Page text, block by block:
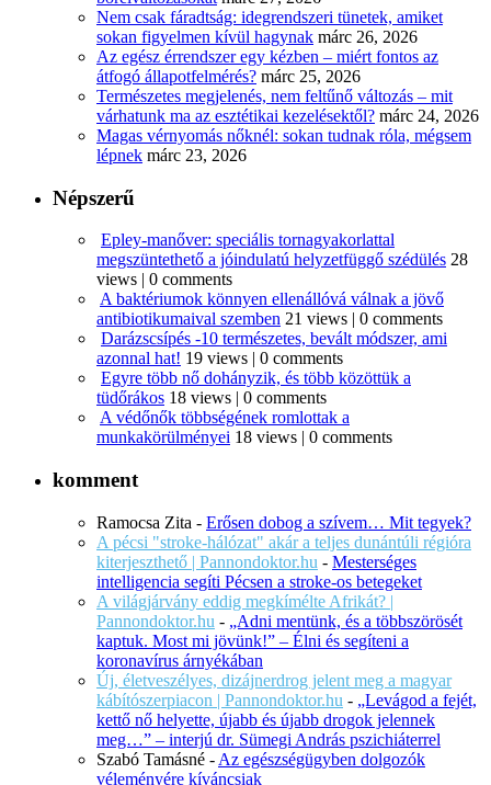
Nem csak fáradtság: idegrendszeri tünetek, amiket
sokan figyelmen kívül hagynak márc 26, 2026
Az egész érrendszer egy kézben – miért fontos az
átfogó állapotfelmérés? márc 25, 2026
Természetes megjelenés, nem feltűnő változás – mit
várhatunk ma az esztétikai kezelésektől? márc 24, 2026
Magas vérnyomás nőknél: sokan tudnak róla, mégsem
lépnek márc 23, 2026
Népszerű
Epley-manőver: speciális tornagyakorlattal
megszüntethető a jóindulatú helyzetfüggő szédülés 28
views | 0 comments
A baktériumok könnyen ellenállóvá válnak a jövő
antibiotikumaival szemben 21 views | 0 comments
Darázscsípés -10 természetes, bevált módszer, ami
azonnal hat! 19 views | 0 comments
Egyre több nő dohányzik, és több közöttük a
tüdőrákos 18 views | 0 comments
A védőnők többségének romlottak a
munkakörülményei 18 views | 0 comments
komment
Ramocsa Zita - Erősen dobog a szívem… Mit tegyek?
A pécsi "stroke-hálózat" akár a teljes dunántúli régióra
kiterjeszthető | Pannondoktor.hu - Mesterséges
intelligencia segíti Pécsen a stroke-os betegeket
A világjárvány eddig megkímélte Afrikát? |
Pannondoktor.hu - „Adni mentünk, és a többszörösét
kaptuk. Most mi jövünk!” – Élni és segíteni a
koronavírus árnyékában
Új, életveszélyes, dizájnerdrog jelent meg a magyar
kábítószerpiacon | Pannondoktor.hu - „Levágod a fejét,
kettő nő helyette, újabb és újabb drogok jelennek
meg…” – interjú dr. Sümegi András pszichiáterrel
Szabó Tamásné - Az egészségügyben dolgozók
véleményére kíváncsiak